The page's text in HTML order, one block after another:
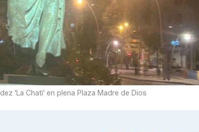
'La Chati' en plena Plaza Madre de Dios